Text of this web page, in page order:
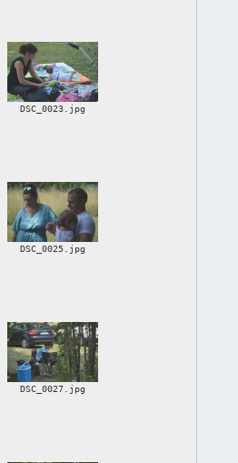
DSC_0023.jpg
DSC_0025.jpg
DSC_0027.jpg